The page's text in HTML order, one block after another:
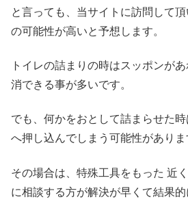
と言っても、当サイトに訪問して
の可能性が高いと予想します。
トイレの詰まりの時はスッポンが
消できる事が多いです。
でも、何かをおとして詰まらせた
へ押し込んでしまう可能性がありま
その場合は、特殊工具をもった 近
に相談する方が解決が早くて結果